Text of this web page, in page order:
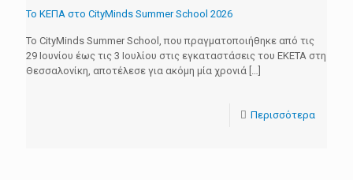
Το ΚΕΠΑ στο CityMinds Summer School 2026
Το CityMinds Summer School, που πραγματοποιήθηκε από τις
29 Ιουνίου έως τις 3 Ιουλίου στις εγκαταστάσεις του ΕΚΕΤΑ στη
Θεσσαλονίκη, αποτέλεσε για ακόμη μία χρονιά […]
Περισσότερα